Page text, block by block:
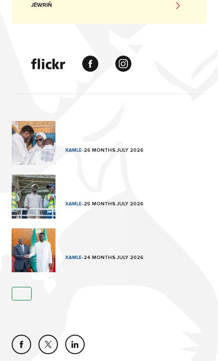
JËWRIÑ
XAMLE-26 MONTHS.JULY 2026
XAMLE-25 MONTHS.JULY 2026
XAMLE-24 MONTHS.JULY 2026